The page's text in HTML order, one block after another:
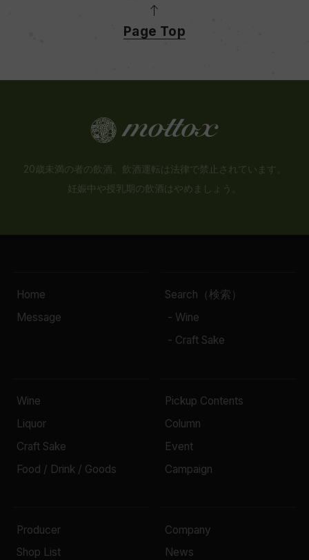
Page Top
20歳未満の者の飲酒、飲酒運転は法律で禁止されています。
妊娠中や授乳期の飲酒はやめましょう。
Home
Message
Search（検索）
- Wine
- Craft Sake
Wine
Liquor
Craft Sake
Food / Drink / Goods
Pickup Contents
Column
Event
Campaign
Producer
Shop List
Company
News